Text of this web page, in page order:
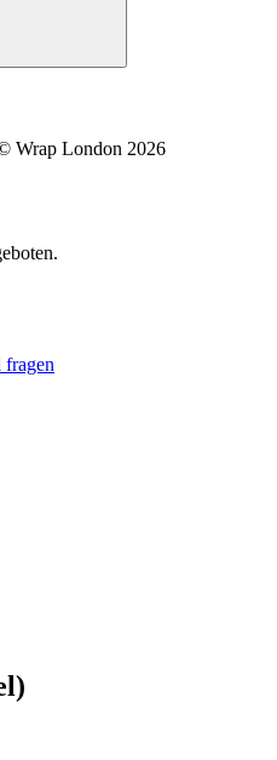
Wrap London 2026
fragen